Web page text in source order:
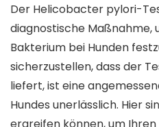
Der Helicobacter pylori-
diagnostische Maßnahme,
Bakterium bei Hunden
sicherzustellen, dass der
liefert, ist eine
Hundes unerlässlich. Hier
ergreifen können, um Ihren